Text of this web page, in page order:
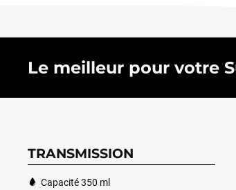
Le meilleur pour votre
TRANSMISSION
Capacité 350 ml